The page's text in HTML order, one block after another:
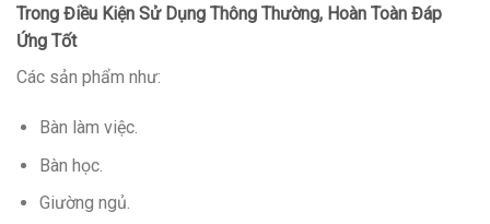
Trong Điều Kiện Sử Dụng Thông Thường, Hoàn Toàn Đáp
Ứng Tốt
Các sản phẩm như:
Bàn làm việc.
Bàn học.
Giường ngủ.